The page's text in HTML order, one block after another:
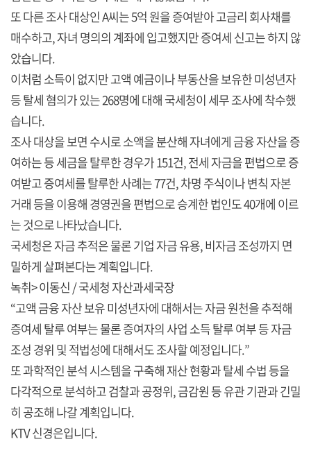
또 다른 조사 대상인 A씨는 5억 원을 증여받아 고금리 회사채를
매수하고, 자녀 명의의 계좌에 입고했지만 증여세 신고는 하지 않
았습니다.
이처럼 소득이 없지만 고액 예금이나 부동산을 보유한 미성년자
등 탈세 혐의가 있는 268명에 대해 국세청이 세무 조사에 착수했
습니다.
조사 대상을 보면 수시로 소액을 분산해 자녀에게 금융 자산을 증
여하는 등 세금을 탈루한 경우가 151건, 전세 자금을 편법으로 증
여받고 증여세를 탈루한 사례는 77건, 차명 주식이나 변칙 자본
거래 등을 이용해 경영권을 편법으로 승계한 법인도 40개에 이르
는 것으로 나타났습니다.
국세청은 자금 추적은 물론 기업 자금 유용, 비자금 조성까지 면
밀하게 살펴본다는 계획입니다.
녹취> 이동신 / 국세청 자산과세국장
“고액 금융 자산 보유 미성년자에 대해서는 자금 원천을 추적해
증여세 탈루 여부는 물론 증여자의 사업 소득 탈루 여부 등 자금
조성 경위 및 적법성에 대해서도 조사할 예정입니다.”
또 과학적인 분석 시스템을 구축해 재산 현황과 탈세 수법 등을
다각적으로 분석하고 검찰과 공정위, 금감원 등 유관 기관과 긴밀
히 공조해 나갈 계획입니다.
KTV 신경은입니다.